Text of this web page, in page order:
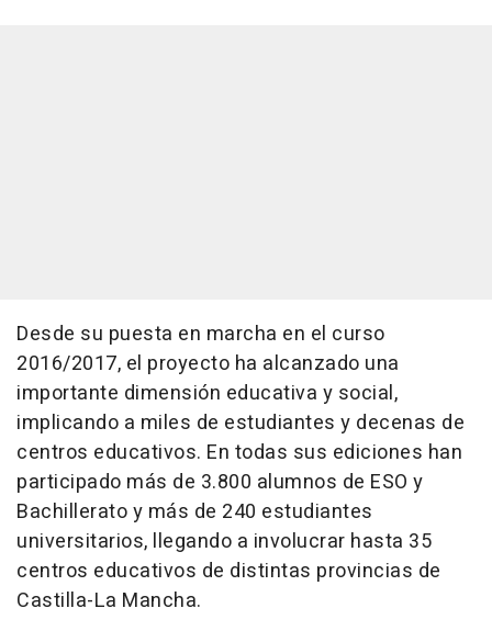
Desde su puesta en marcha en el curso
2016/2017, el proyecto ha alcanzado una
importante dimensión educativa y social,
implicando a miles de estudiantes y decenas de
centros educativos. En todas sus ediciones han
participado más de 3.800 alumnos de ESO y
Bachillerato y más de 240 estudiantes
universitarios, llegando a involucrar hasta 35
centros educativos de distintas provincias de
Castilla-La Mancha.